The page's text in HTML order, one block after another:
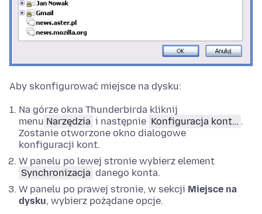
Aby skonfigurować miejsce na dysku:
Na górze okna Thunderbirda kliknij
menu Narzędzia i następnie Konfiguracja kont… .
Zostanie otworzone okno dialogowe
konfiguracji kont.
W panelu po lewej stronie wybierz element
Synchronizacja danego konta.
W panelu po prawej stronie, w sekcji Miejsce na
dysku, wybierz pożądane opcje.